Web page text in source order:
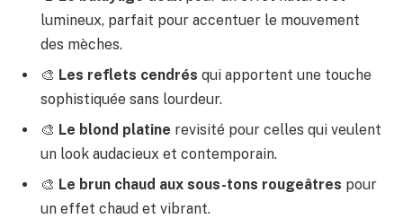
lumineux, parfait pour accentuer le mouvement
des mèches.
🎨 Les reflets cendrés qui apportent une touche
sophistiquée sans lourdeur.
🎨 Le blond platine revisité pour celles qui veulent
un look audacieux et contemporain.
🎨 Le brun chaud aux sous-tons rougeâtres pour
un effet chaud et vibrant.